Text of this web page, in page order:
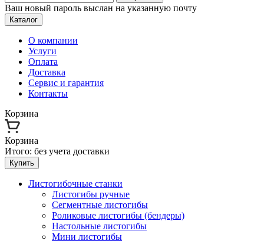
Ваш новый пароль выслан на указанную почту
Каталог
О компании
Услуги
Оплата
Доставка
Сервис и гарантия
Контакты
Корзина
Корзина
Итого: без учета доставки
Купить
Листогибочные станки
Листогибы ручные
Сегментные листогибы
Роликовые листогибы (бендеры)
Настольные листогибы
Мини листогибы